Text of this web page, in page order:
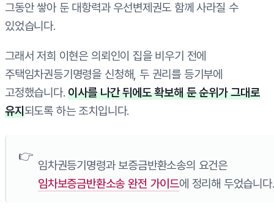
그동안 쌓아 둔 대항력과 우선변제권도 함께 사라질 수
있었습니다.
그래서 저희 이현은 의뢰인이 집을 비우기 전에
주택임차권등기명령을 신청해, 두 권리를 등기부에
고정했습니다.이사를 나간 뒤에도 확보해 둔 순위가 그대로
유지되도록 하는 조치입니다.
임차권등기명령과 보증금반환소송의 요건은
임차보증금반환소송 완전 가이드에 정리해 두었습니다.